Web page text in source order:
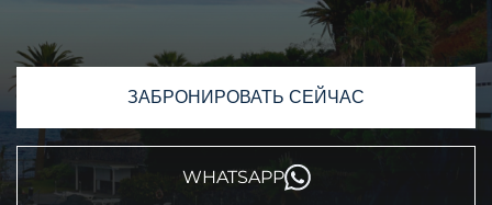
ЗАБРОНИРОВАТЬ СЕЙЧАС
WHATSAPP